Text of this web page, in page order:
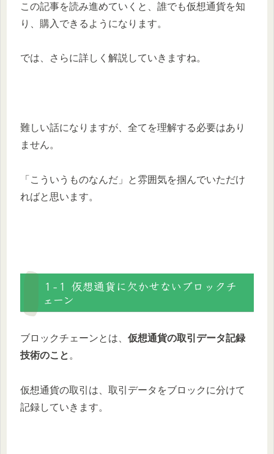
この記事を読み進めていくと、誰でも仮想通貨を知
り、購入できるようになります。
では、さらに詳しく解説していきますね。
難しい話になりますが、全てを理解する必要はあり
ません。
「こういうものなんだ」と雰囲気を掴んでいただけ
ればと思います。
１-１ 仮想通貨に欠かせないブロックチ
ェーン
ブロックチェーンとは、 仮想通貨の取引データ記録
技術のこと 。
仮想通貨の取引は、取引データをブロックに分けて
記録していきます。